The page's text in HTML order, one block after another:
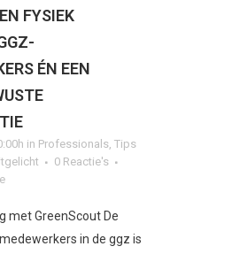
FYSIEK
ÉN EEN
in Professionals, Tips
0 Reactie's
met GreenScout De
in de ggz is